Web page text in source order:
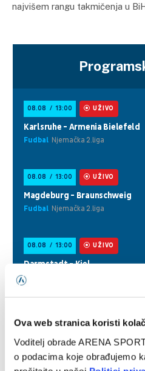
Ova web stranica koristi
Voditelj obrade ARENA
o podacima koje obrađujemo
najvišem rangu takmičenja u